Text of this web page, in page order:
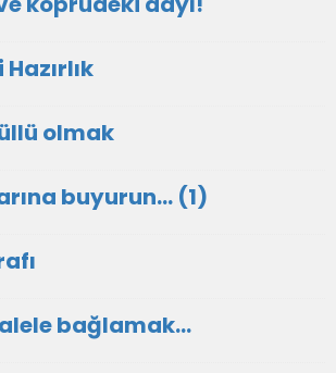
Hazırlık
olmak
buyurun… (1)
bağlamak…